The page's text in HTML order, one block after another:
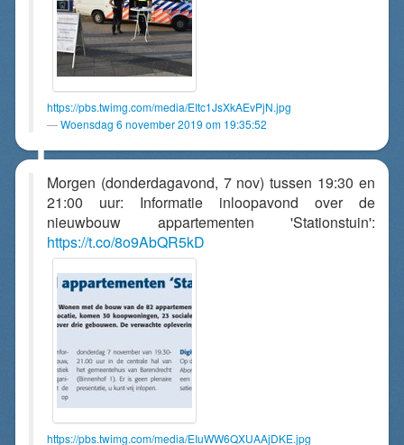
https://pbs.twimg.com/media/EItc1JsXkAEvPjN.jpg
Woensdag 6 november 2019 om 19:35:52
Morgen (donderdagavond, 7 nov) tussen 19:30 en
21:00 uur: Informatie inloopavond over de
nieuwbouw appartementen 'Stationstuin':
https://t.co/8o9AbQR5kD
https://pbs.twimg.com/media/EIuWW6QXUAAjDKE.jpg